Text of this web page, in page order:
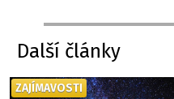
Další články
ZAJÍMAVOSTI